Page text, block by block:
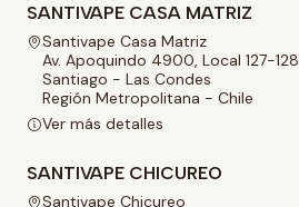
SANTIVAPE CASA MATRIZ
Santivape Casa Matriz
Av. Apoquindo 4900, Local 127-128
Santiago - Las Condes
Región Metropolitana - Chile
Ver más detalles
SANTIVAPE CHICUREO
Santivape Chicureo